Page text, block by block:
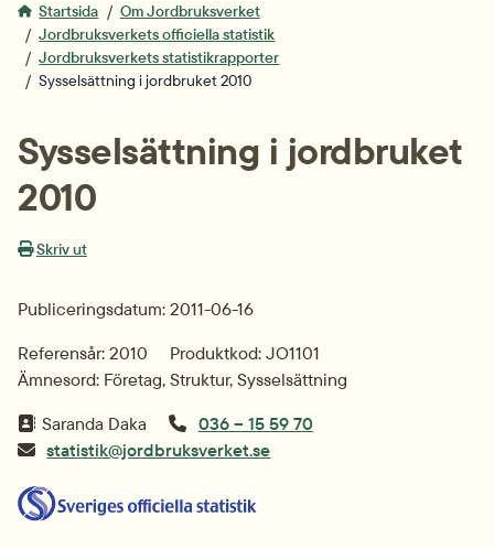
Startsida
Om Jordbruksverket
Jordbruksverkets officiella statistik
Jordbruksverkets statistikrapporter
Sysselsättning i jordbruket 2010
Sysselsättning i jordbruket
2010
Skriv ut
Publiceringsdatum: 2011-06-16
Referensår: 2010
Produktkod: JO1101
Ämnesord: Företag, Struktur, Sysselsättning
Saranda Daka
036 – 15 59 70
statistik@jordbruksverket.se